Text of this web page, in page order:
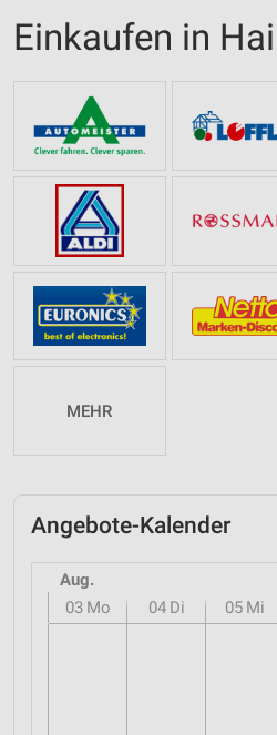
Einkaufen in
MEHR
Angebote-Kalender
Aug.
03 Mo 04 Di 05 Mi